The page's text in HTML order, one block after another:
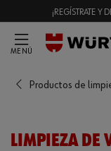
¡REGÍSTRATE Y
MENÚ
Productos de
LIMPIEZA DE